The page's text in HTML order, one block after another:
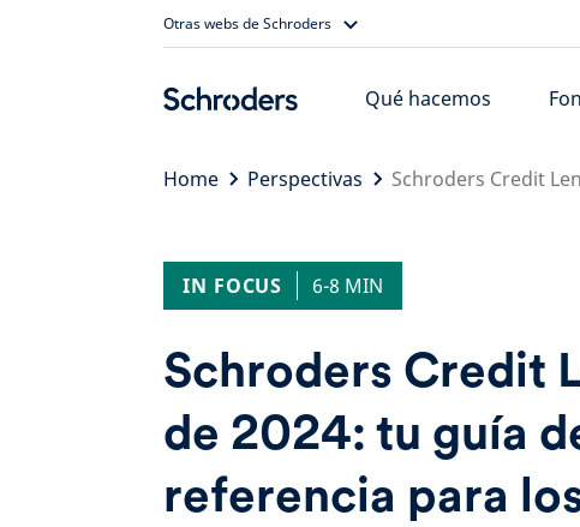
Otras webs de Schroders
Qué hacemos
Home Perspectivas Schroders Credit
IN FOCUS 6-8 MIN
Schroders Credit
de 2024: tu guía
referencia para